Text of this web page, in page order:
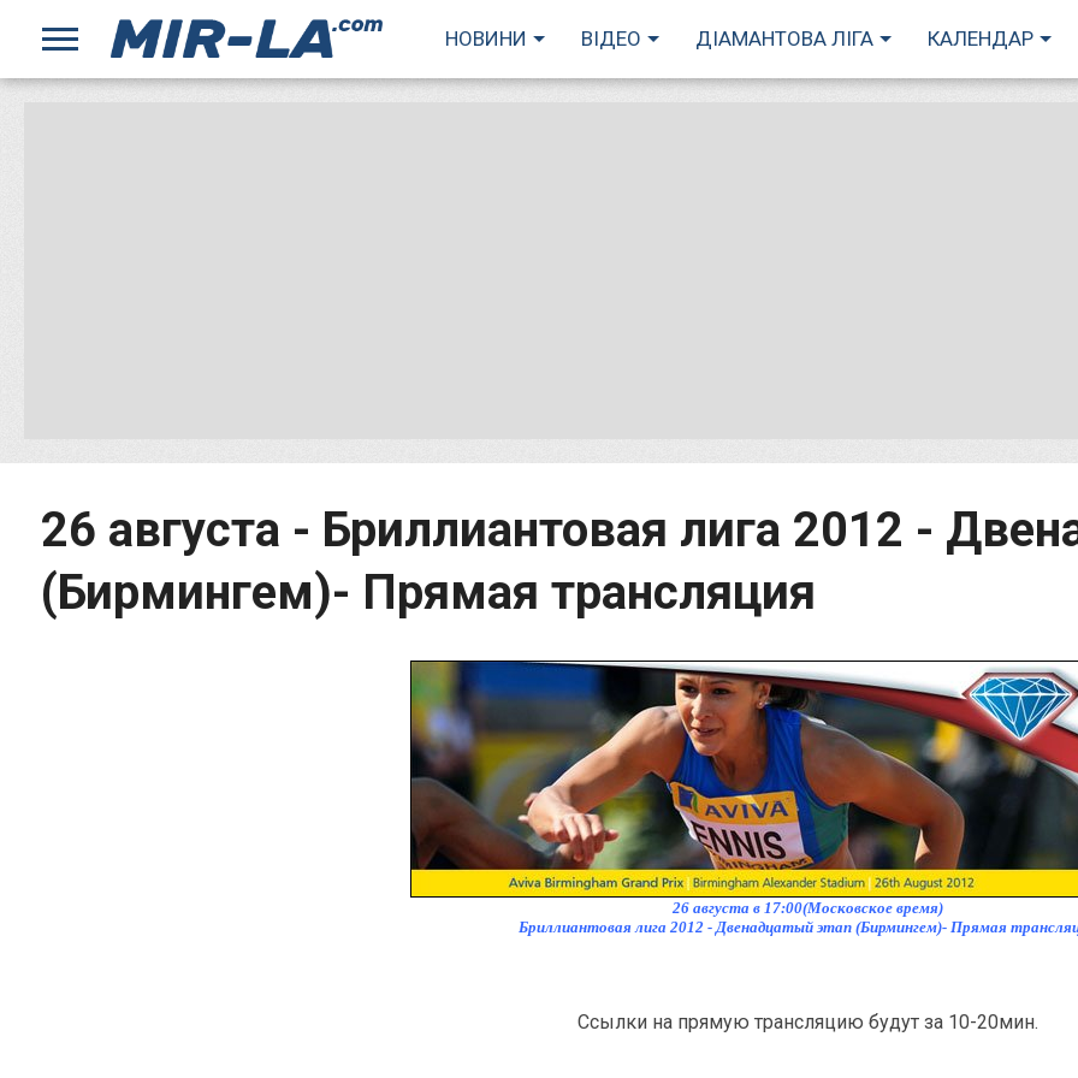
НОВИНИ ВІДЕО ДІАМАНТОВА ЛІГА КАЛЕНДАР
26 августа - Бриллиантовая лига 2012 -
(Бирмингем)- Прямая трансляция
26 августа в 17:00(Московское время)
Бриллиантовая лига 2012 - Двенадцатый этап (Бирмингем)- Прямая
Ссылки на прямую трансляцию будут за 10-20мин.